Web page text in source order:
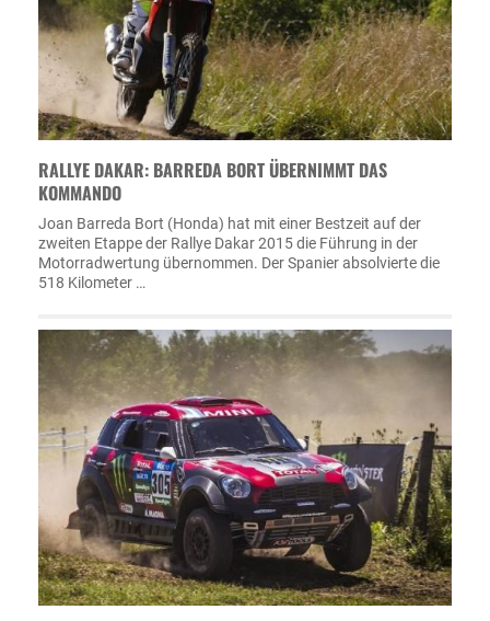
RALLYE DAKAR: BARREDA BORT ÜBERNIMMT DAS
KOMMANDO
Joan Barreda Bort (Honda) hat mit einer Bestzeit auf der
zweiten Etappe der Rallye Dakar 2015 die Führung in der
Motorradwertung übernommen. Der Spanier absolvierte die
518 Kilometer …